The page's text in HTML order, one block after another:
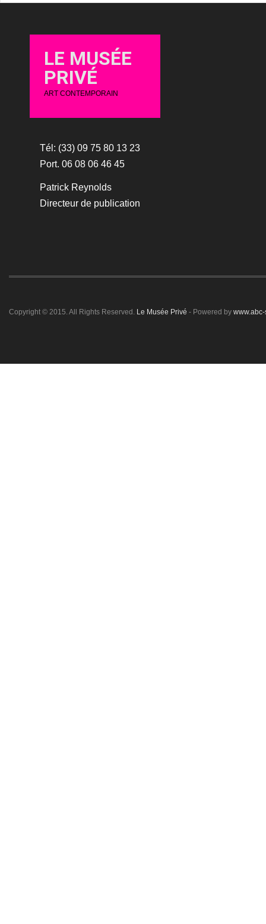
LE MUSÉE
PRIVÉ
ART CONTEMPORAIN
Tél: (33) 09 75 80 13 23
Port. 06 08 06 46 45
Patrick Reynolds
Directeur de publication
Copyright © 2015. All Rights Reserved. Le Musée Privé - Powered by